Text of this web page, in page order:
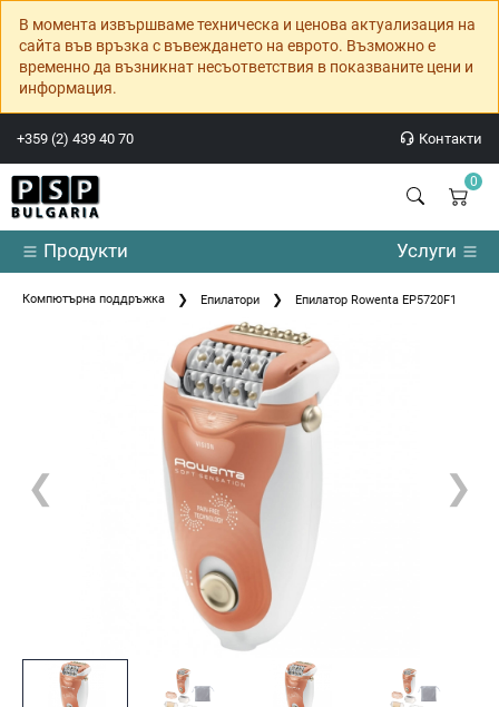
В момента извършваме техническа и ценова актуализация на
сайта във връзка с въвеждането на еврото. Възможно е
временно да възникнат несъответствия в показваните цени и
информация.
+359 (2) 439 40 70 Контакти
0
Продукти Услуги
Компютърна поддръжка Епилатори Епилатор Rowenta EP5720F1
❮ ❯